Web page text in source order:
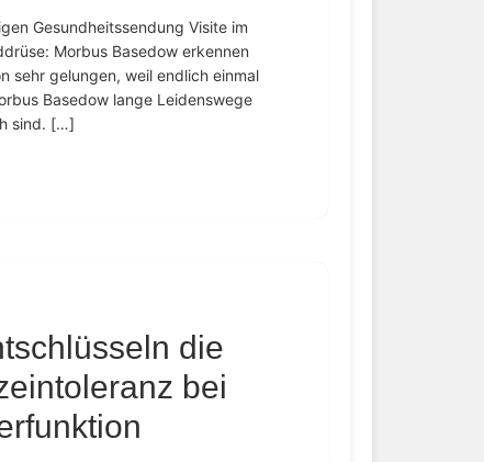
Gesundheitssendung Visite im
Morbus Basedow erkennen
sehr gelungen, weil endlich einmal
Basedow lange Leidenswege
sind. […]
die
bei